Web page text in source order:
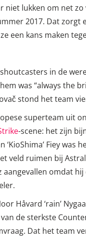
niet lukken om net
2017. Dat
een kans maken
in de
was “always the
stond het team
superteam uit
-scene: het zijn
‘KioShima’ Fiey
veld ruimen bij
omdat
Håvard ‘rain’
de sterkste
Dat het team